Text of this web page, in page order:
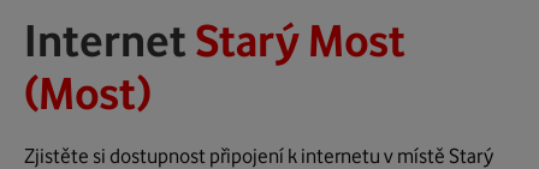
Internet Starý Most
(Most)
Zjistěte si dostupnost připojení k internetu v místě Starý